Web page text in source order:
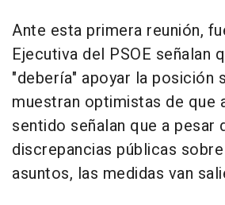
Ante esta primera reunión,
Ejecutiva del PSOE señalan
"debería" apoyar la posición
muestran optimistas de que
sentido señalan que a pesar
discrepancias públicas
asuntos, las medidas van